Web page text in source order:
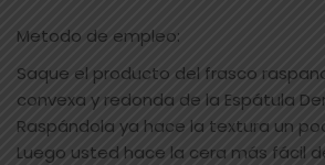
Metodo de empleo:
Saque el producto del frasco
convexa y redonda de la Espátula
Raspándola ya hace la textura un
Luego usted hace la cera más fácil